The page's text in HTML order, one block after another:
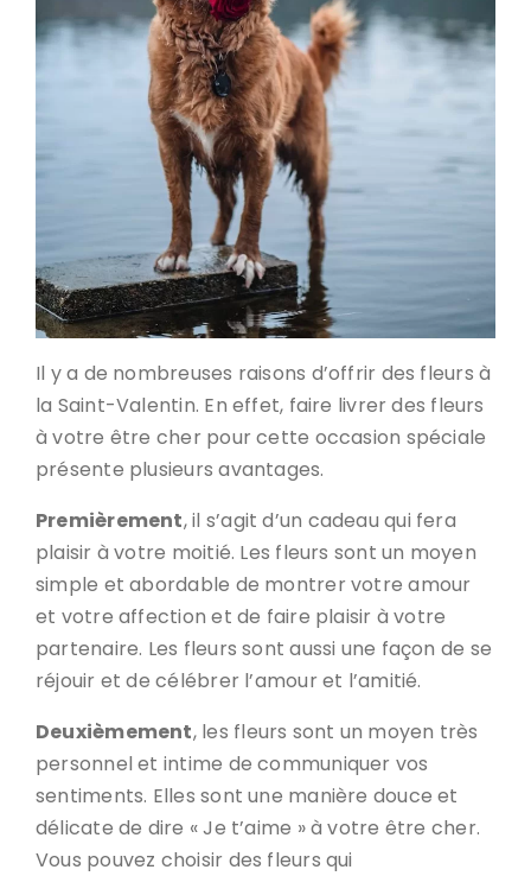
Il y a de nombreuses raisons d’offrir des fleurs à
la Saint-Valentin. En effet, faire livrer des fleurs
à votre être cher pour cette occasion spéciale
présente plusieurs avantages.
Premièrement, il s’agit d’un cadeau qui fera
plaisir à votre moitié. Les fleurs sont un moyen
simple et abordable de montrer votre amour
et votre affection et de faire plaisir à votre
partenaire. Les fleurs sont aussi une façon de se
réjouir et de célébrer l’amour et l’amitié.
Deuxièmement, les fleurs sont un moyen très
personnel et intime de communiquer vos
sentiments. Elles sont une manière douce et
délicate de dire « Je t’aime » à votre être cher.
Vous pouvez choisir des fleurs qui